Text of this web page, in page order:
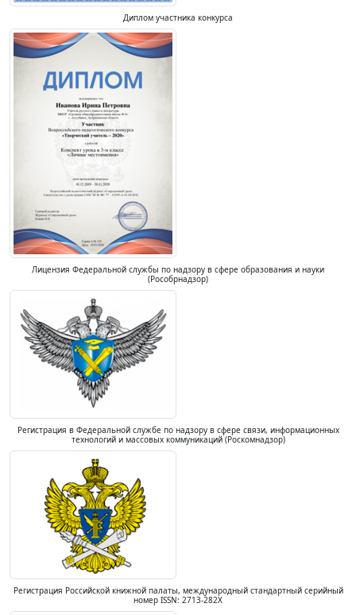
Диплом участника конкурса
Лицензия Федеральной службы по надзору в сфере образования и науки
(Рособрнадзор)
Регистрация в Федеральной службе по надзору в сфере связи, информационных
технологий и массовых коммуникаций (Роскомнадзор)
Регистрация Российской книжной палаты, международный стандартный серийный
номер ISSN: 2713-282X